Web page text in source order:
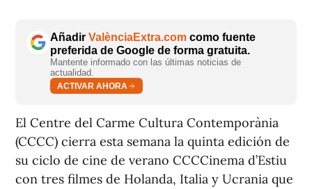
Añadir ValènciaExtra.com como fuente
preferida de Google de forma gratuita.
Mantente informado con las últimas noticias de
actualidad.
ACTIVAR AHORA
El Centre del Carme Cultura Contemporània
(CCCC) cierra esta semana la quinta edición de
su ciclo de cine de verano CCCCinema d’Estiu
con tres filmes de Holanda, Italia y Ucrania que